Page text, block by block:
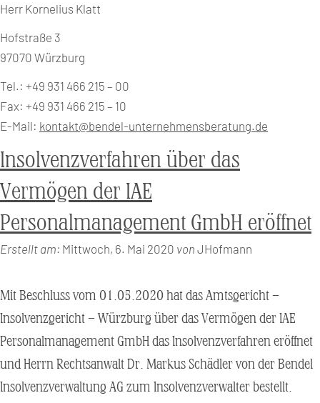
Herr Kornelius Klatt
Hofstraße 3
97070 Würzburg
Tel.: +49 931 466 215 – 00
Fax: +49 931 466 215 – 10
E-Mail: kontakt@bendel-unternehmensberatung.de
Insolvenzverfahren über das
Vermögen der IAE
Personalmanagement GmbH eröffnet
Erstellt am: Mittwoch, 6. Mai 2020 von JHofmann
Mit Beschluss vom 01.05.2020 hat das Amtsgericht –
Insolvenzgericht – Würzburg über das Vermögen der IAE
Personalmanagement GmbH das Insolvenzverfahren eröffnet
und Herrn Rechtsanwalt Dr. Markus Schädler von der Bendel
Insolvenzverwaltung AG zum Insolvenzverwalter bestellt.